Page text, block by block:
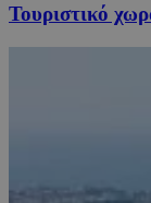
Τουριστικό